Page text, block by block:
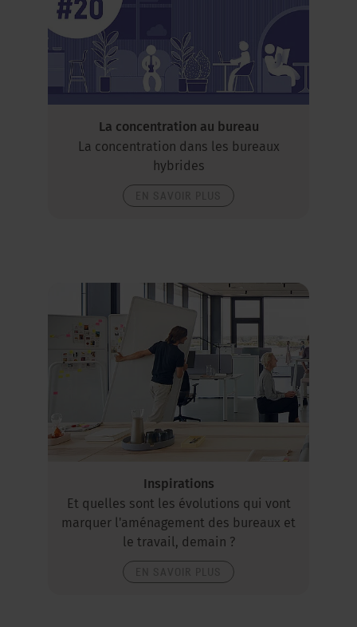
La concentration au bureau
La concentration dans les bureaux
hybrides
Inspirations
Et quelles sont les évolutions qui vont
marquer l'aménagement des bureaux et
le travail, demain ?